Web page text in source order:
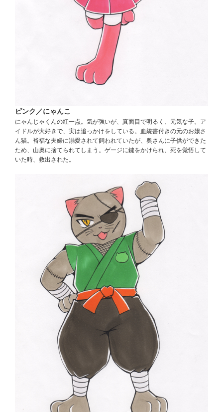
ピンク／にゃんこ
にゃんじゃくんの紅一点。気が強いが、真面目で明るく、元気な子。ア
イドルが大好きで、実は追っかけをしている。血統書付きの元のお嬢さ
ん猫。裕福な夫婦に溺愛されて飼われていたが、奥さんに子供ができた
ため、山奥に捨てられてしまう。ゲージに鍵をかけられ、死を覚悟して
いた時、救出された。